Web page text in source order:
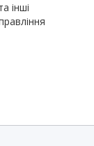
інші